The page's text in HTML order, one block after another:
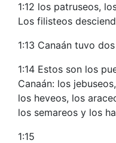
1:12 los patruseos,
Los filisteos
1:13 Canaán tuvo
1:14 Estos son los
Canaán: los
los heveos, los
los semareos y los
1:15